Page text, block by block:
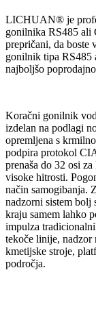
LICHUAN® je
gonilnika RS485 ali
prepričani, da boste
gonilnik tipa
najboljšo
Koračni gonilnik
izdelan na podlagi
opremljena s
podpira protokol
prenaša do 32 osi
visoke hitrosti.
način samogibanja.
nadzorni sistem bolj
kraju samem lahko
impulza
tekoče linije, nadzor
kmetijske stroje,
področja.